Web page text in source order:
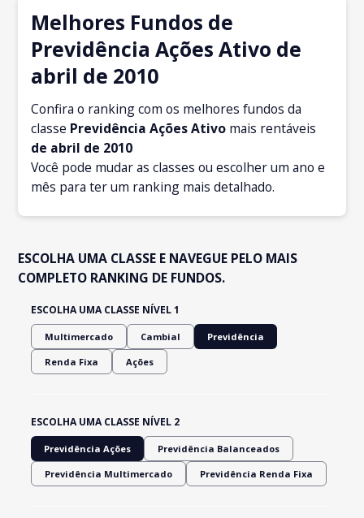
Melhores Fundos de
Previdência Ações Ativo de
abril de 2010
Confira o ranking com os melhores fundos da
classe Previdência Ações Ativo mais rentáveis
de abril de 2010
Você pode mudar as classes ou escolher um ano e
mês para ter um ranking mais detalhado.
ESCOLHA UMA CLASSE E NAVEGUE PELO MAIS
COMPLETO RANKING DE FUNDOS.
ESCOLHA UMA CLASSE NÍVEL 1
Multimercado Cambial Previdência
Renda Fixa Ações
ESCOLHA UMA CLASSE NÍVEL 2
Previdência Ações Previdência Balanceados
Previdência Multimercado Previdência Renda Fixa